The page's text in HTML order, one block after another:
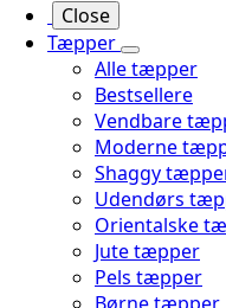
Close
Tæpper
Alle tæpper
Bestsellere
Vendbare
Moderne
Shaggy
Udendørs
Orientalske
Jute tæpper
Pels tæpper